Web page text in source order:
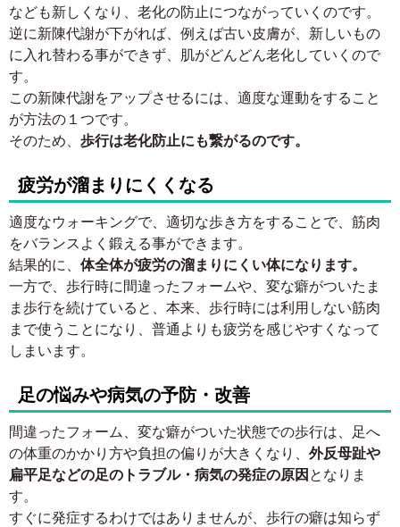
なども新しくなり、老化の防止につながっていくのです。
逆に新陳代謝が下がれば、例えば古い皮膚が、新しいもの
に入れ替わる事ができず、肌がどんどん老化していくので
す。
この新陳代謝をアップさせるには、適度な運動をすること
が方法の１つです。
そのため、 歩行は老化防止にも繋がるのです。
疲労が溜まりにくくなる
適度なウォーキングで、適切な歩き方をすることで、筋肉
をバランスよく鍛える事ができます。
結果的に、 体全体が疲労の溜まりにくい体になります。
一方で、歩行時に間違ったフォームや、変な癖がついたま
ま歩行を続けていると、本来、歩行時には利用しない筋肉
まで使うことになり、普通よりも疲労を感じやすくなって
しまいます。
足の悩みや病気の予防・改善
間違ったフォーム、変な癖がついた状態での歩行は、足へ
の体重のかかり方や負担の偏りが大きくなり、 外反母趾や
扁平足などの足のトラブル・病気の発症の原因 となりま
す。
すぐに発症するわけではありませんが、歩行の癖は知らず